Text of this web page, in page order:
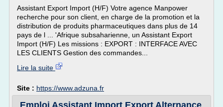
Assistant Export Import (H/F) Votre agence Manpower
recherche pour son client, en charge de la promotion et la
distribution de produits pharmaceutiques dans plus de 14
pays de l ... 'Afrique subsaharienne, un Assistant Export
Import (H/F) Les missions : EXPORT : INTERFACE AVEC
LES CLIENTS Gestion des commandes...
Lire la suite
Site : https://www.adzuna.fr
Emploi Assistant Import Export Alternance